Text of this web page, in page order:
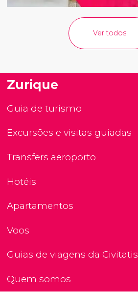
Ver todos
Zurique
Guia de turismo
Excursões e visitas guiadas
Transfers aeroporto
Hotéis
Apartamentos
Voos
Guias de viagens da Civitatis
Quem somos